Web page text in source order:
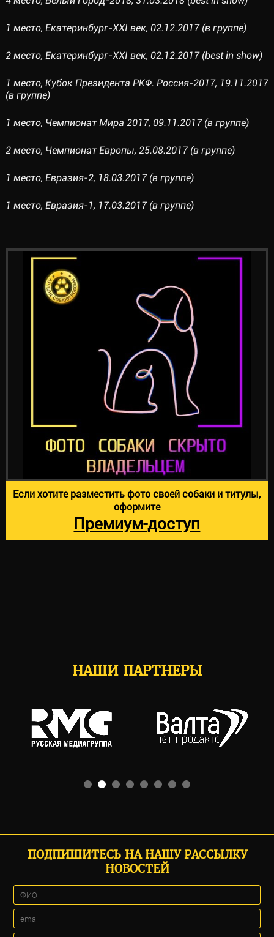
1 место, Екатеринбург-XXI век, 02.12.2017 (в группе)
2 место, Екатеринбург-XXI век, 02.12.2017 (best in show)
1 место, Кубок Президента РКФ. Россия-2017, 19.11.2017
(в группе)
1 место, Чемпионат Мира 2017, 09.11.2017 (в группе)
2 место, Чемпионат Европы, 25.08.2017 (в группе)
1 место, Евразия-2, 18.03.2017 (в группе)
1 место, Евразия-1, 17.03.2017 (в группе)
Если хотите разместить фото своей собаки и титулы,
оформите
Премиум-доступ
НАШИ ПАРТНЕРЫ
ПОДПИШИТЕСЬ НА НАШУ РАССЫЛКУ
НОВОСТЕЙ